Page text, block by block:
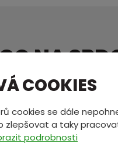
NA
a my se vám
E-mail *
COOKIES
cookies se dále
a taky
podrobnosti